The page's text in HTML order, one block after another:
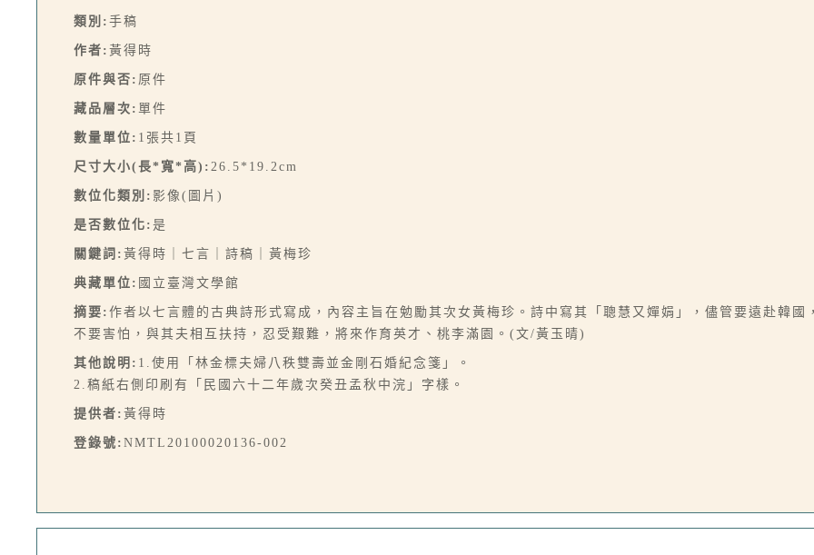
類別: 手稿
作者: 黃得時
原件與否: 原件
藏品層次: 單件
數量單位: 1張共1頁
尺寸大小(長*寬*高): 26.5*19.2cm
數位化類別: 影像(圖片)
是否數位化: 是
關鍵詞: 黃得時｜七言｜詩稿｜黃梅珍
典藏單位: 國立臺灣文學館
摘要: 作者以七言體的古典詩形式寫成，內容主旨在勉勵其次女黃梅珍。詩中寫其「聰慧又嬋娟」，儘管要遠赴韓
不要害怕，與其夫相互扶持，忍受艱難，將來作育英才、桃李滿園。(文/黃玉晴)
其他說明: 1.使用「林金標夫婦八秩雙壽並金剛石婚紀念箋」。
2.稿紙右側印刷有「民國六十二年歲次癸丑孟秋中浣」字樣。
提供者: 黃得時
登錄號: NMTL20100020136-002